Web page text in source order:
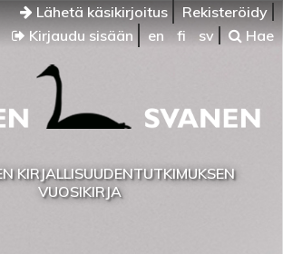
Lähetä käsikirjoitus
Rekisteröidy
Kirjaudu sisään
en fi sv Hae
KIRJALLISUUDENTUTKIMUKSEN
VUOSIKIRJA